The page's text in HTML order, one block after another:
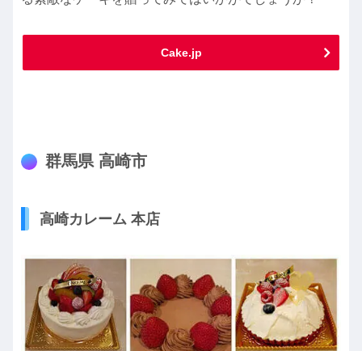
Cake.jp
群馬県 高崎市
高崎カレーム 本店